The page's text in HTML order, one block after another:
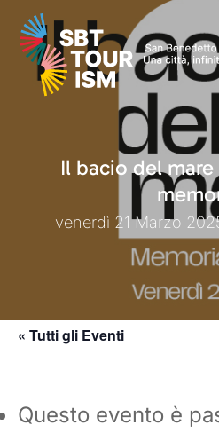
Skip
main
content
Il bacio del
venerdì 21 Marzo
« Tutti gli Eventi
Questo evento è